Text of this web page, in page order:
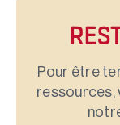
Pour être
ressources,